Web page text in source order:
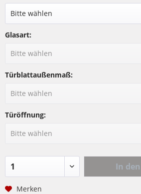
Glasart:
Türblattaußenmaß:
Türöffnung:
In den
Merken